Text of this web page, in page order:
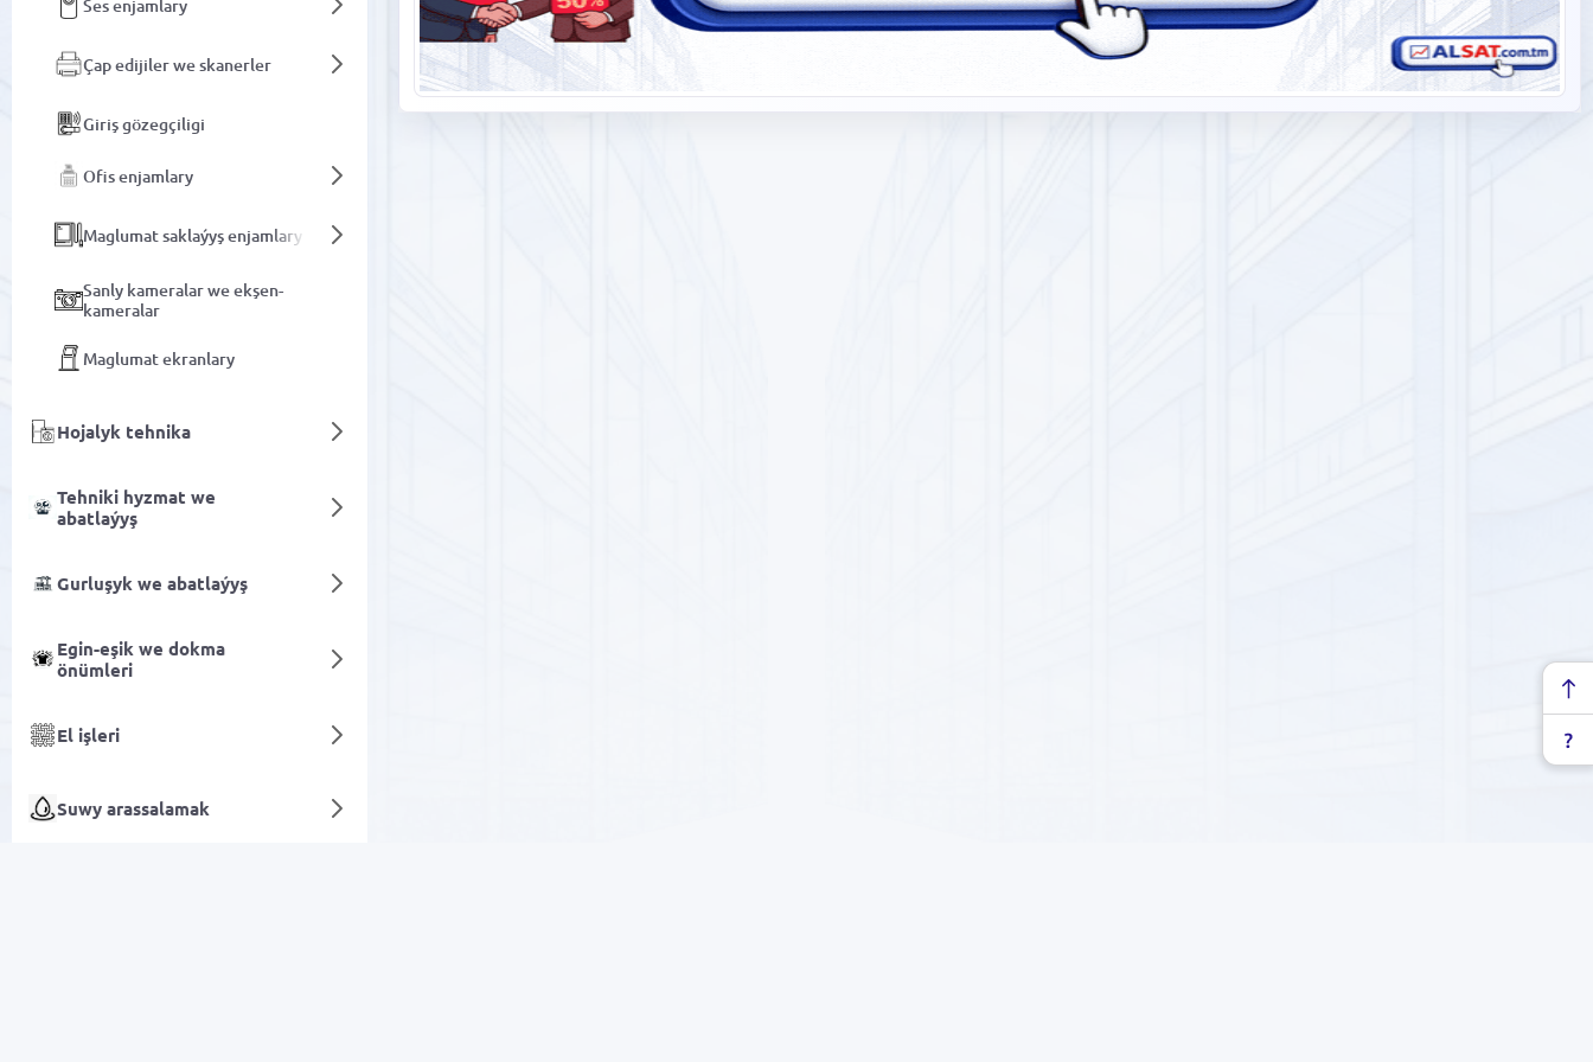
Ses enjamlary
Çap edijiler we skanerler
Giriş gözegçiligi
Ofis enjamlary
Maglumat saklaýyş enjamlary
Sanly kameralar we ekşen-
kameralar
Maglumat ekranlary
Hojalyk tehnika
Tehniki hyzmat we
abatlaýyş
Gurluşyk we abatlaýyş
Egin-eşik we dokma
önümleri
El işleri
Suwy arassalamak